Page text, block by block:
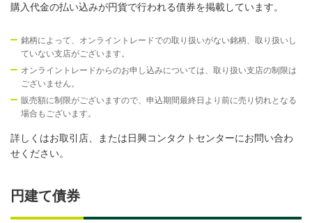
購入代金の払い込みが円貨で行われる債券を掲載しています。
銘柄によって、オンライントレードでの取り扱いがない銘柄、取り扱いし
ていない支店がございます。
オンライントレードからのお申し込みについては、取り扱い支店の制限は
ございません。
販売額に制限がございますので、申込期間最終日より前に売り切れとなる
場合もございます。
詳しくはお取引店、または日興コンタクトセンターにお問い合わ
せください。
円建て債券